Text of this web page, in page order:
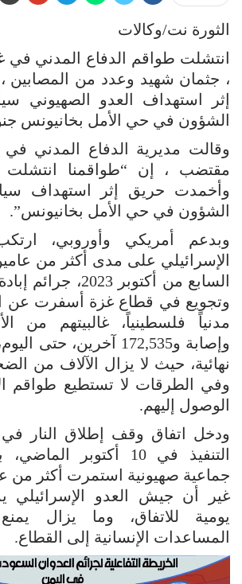
الثورة نت/وكالات
انتشلت طواقم الدفاع المدني في
، جثمان شهيد وعدد من
إثر استهداف العدو الصهيوني
الشؤون في حي الأمل بخانيونس
وقالت مديرية الدفاع المدني
مقتضب ، إن “طواقمنا انتشلت
وأخمدت حريق إثر استهداف
الشؤون في حي الأمل بخانيونس”.
وبدعم أمريكي وأوروبي،
الإسرائيلي على مدى أكثر من
السابع من أكتوبر
مدنياً فلسطينياً، غالبيتهم من
وإصابة و172,535 آخرين،
نهائية، حيث لا يزال الآلاف من
وفي الطرقات لا تستطيع طواقم
الوصول إليهم.
ودخل اتفاق وقف إطلاق النار
التنفيذ في 10 أكتوبر
جماعية صهيونية استمرت أكثر من
غير أن جيش العدو الإسرائيلي
يومية للاتفاق، وما يزال
المساعدات الإنسانية إلى القطاع.